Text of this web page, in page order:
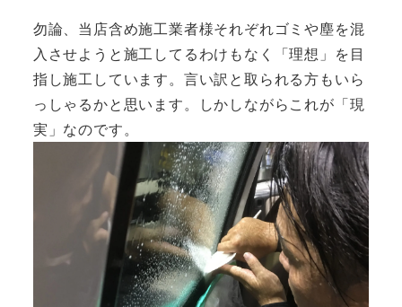
勿論、当店含め施工業者様それぞれゴミや塵を混
入させようと施工してるわけもなく「理想」を目
指し施工しています。 言い訳と取られる方もいら
っしゃるかと思います。
しかしながらこれが「現
実」なのです。